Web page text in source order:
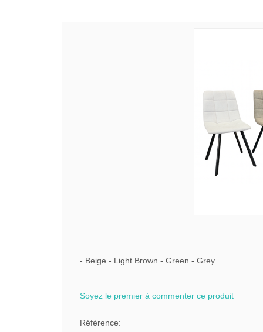
- Beige - Light Brown - Green - Grey
Soyez le premier à commenter ce produit
Référence: